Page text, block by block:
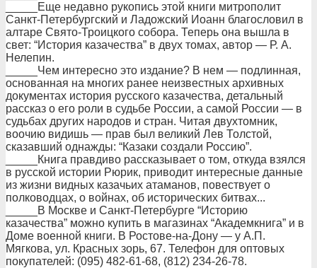
_____Еще недавно рукопись этой книги митрополит
Санкт-Петербургский и Ладожский Иоанн благословил в
алтаре Свято-Троицкого собора. Теперь она вышла в
свет: “История казачества” в двух томах, автор — Р. А.
Нелепин.
_____Чем интересно это издание? В нем — подлинная,
основанная на многих ранее неизвестных архивных
документах история русского казачества, детальный
рассказ о его роли в судьбе России, а самой России — в
судьбах других народов и стран. Читая двухтомник,
воочию видишь — прав был великий Лев Толстой,
сказавший однажды: “Казаки создали Россию”.
_____Книга правдиво рассказывает о том, откуда взялся
в русской истории Рюрик, приводит интересные данные
из жизни видных казачьих атаманов, повествует о
полководцах, о войнах, об исторических битвах...
_____В Москве и Санкт-Петербурге “Историю
казачества” можно купить в магазинах “Академкнига” и в
Доме военной книги. В Ростове-на-Дону — у А.П.
Мягкова, ул. Красных зорь, 67. Телефон для оптовых
покупателей: (095) 482-61-68, (812) 234-26-78.